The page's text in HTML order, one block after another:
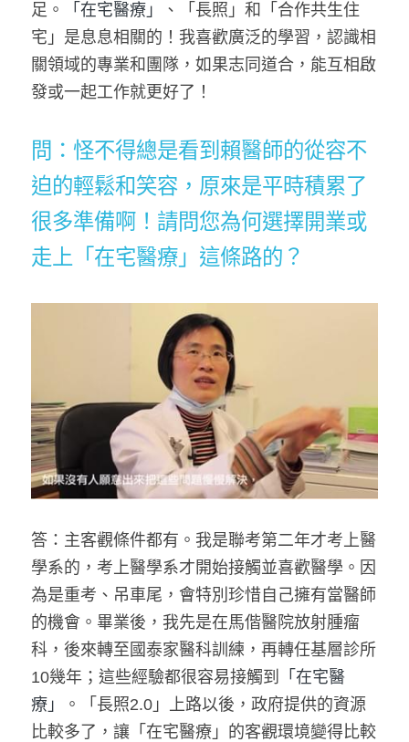
足。
「在宅醫療」
、「長照」和「合作共生住
宅」是息息相關的！我喜歡廣泛的學習，認識相
關領域的專業和團隊，如果志同道合，能互相啟
發或一起工作就更好了！
問：怪不得總是看到賴醫師的從容不
迫的輕鬆和笑容，原來是平時積累了
很多準備啊！請問您為何選擇開業或
走上「在宅醫療」這條路的？
答：主客觀條件都有。我是聯考第二年才考上醫
學系的，考上醫學系才開始接觸並喜歡醫學。因
為是重考、吊車尾，會特別珍惜自己擁有當醫師
的機會。畢業後，我先是在馬偕醫院放射腫瘤
科，後來轉至國泰家醫科訓練，再轉任基層診所
10幾年；這些經驗都很容易接觸到
「在宅醫
療」
。「長照2.0」上路以後，政府提供的資源
比較多了，讓「在宅醫療」的客觀環境變得比較